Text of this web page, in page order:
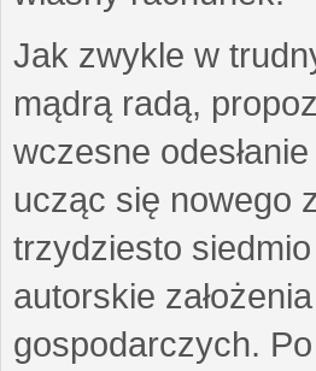
Jak zwykle w
mądrą radą,
wczesne
ucząc się nowego
trzydziesto
autorskie
gospodarczych.